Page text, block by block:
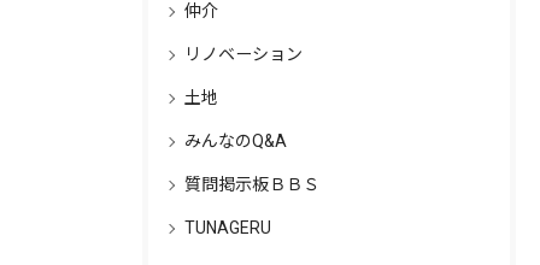
仲介
リノベーション
土地
みんなのQ&A
質問掲示板ＢＢＳ
TUNAGERU